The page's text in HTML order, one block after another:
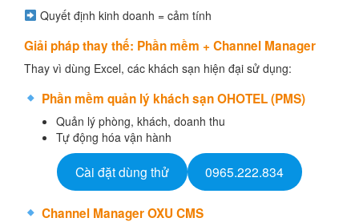
Quyết định kinh doanh = cảm tính
Giải pháp thay thế: Phần mềm + Channel Manager
Thay vì dùng Excel, các khách sạn hiện đại sử dụng:
Phần mềm quản lý khách sạn OHOTEL (PMS)
Quản lý phòng, khách, doanh thu
Tự động hóa vận hành
Cài đặt dùng thử 0965.222.834
Channel Manager OXU CMS